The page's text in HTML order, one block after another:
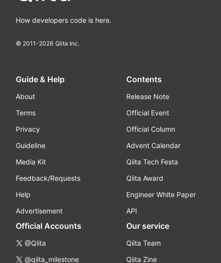
How developers code is here.
© 2011-2026 Qiita Inc.
Guide & Help
About
Terms
Privacy
Guideline
Media Kit
Feedback/Requests
Help
Advertisement
Contents
Release Note
Official Event
Official Column
Advent Calendar
Qiita Tech Festa
Qiita Award
Engineer White Paper
API
Official Accounts
@Qiita
@qiita_milestone
Our service
Qiita Team
Qiita Zine